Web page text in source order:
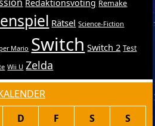
Redaktionsvoting Remake
Rätsel Science-Fiction
Mario Switch Switch 2 Test
Wii U Zelda
D F S
S